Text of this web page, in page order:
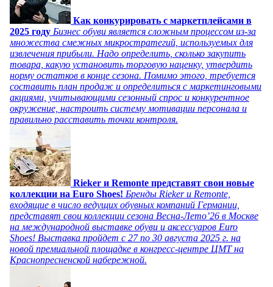
Как конкурировать с маркетплейсами в
2025 году Бизнес обуви является сложным процессом из-за
множества смежных микростратегий, используемых для
извлечения прибыли. Надо определить, сколько закупить
товара, какую установить торговую наценку, утвердить
норму остатков в конце сезона. Помимо этого, требуется
составить план продаж и определиться с маркетинговыми
акциями, учитывающими сезонный спрос и конкурентное
окружение, настроить систему мотивации персонала и
правильно расставить точки контроля.
Rieker и Remonte представят свои новые
коллекции на Euro Shoes! Бренды Rieker и Remonte,
входящие в число ведущих обувных компаний Германии,
представят свои коллекции сезона Весна-Лето’26 в Москве
на международной выставке обуви и аксессуаров Euro
Shoes! Выставка пройдет c 27 по 30 августа 2025 г. на
новой премиальной площадке в конгресс-центре ЦМТ на
Краснопресненской набережной.